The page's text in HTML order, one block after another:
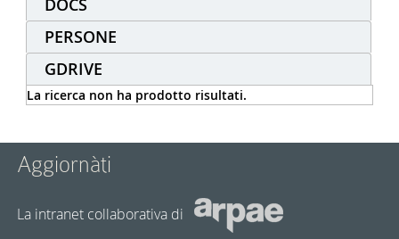
DOCS
PERSONE
GDRIVE
La ricerca non ha prodotto risultati.
Aggiornàti
La intranet collaborativa di